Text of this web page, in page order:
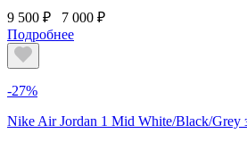
9 500 ₽
7 000 ₽
Подробнее
-27%
Nike Air Jordan 1 Mid White/Black/Grey